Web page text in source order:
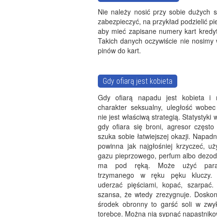
Nie należy nosić przy sobie dużych
zabezpieczyć, na przykład podzielić
aby mieć zapisane numery kart
Takich danych oczywiście nie
pinów do kart.
Gdy ofiarą jest kobieta
Gdy ofiarą napadu jest kobieta i
charakter seksualny, uległość
nie jest właściwą strategią. Statystyki
gdy ofiara się broni, agresor często
szuka sobie łatwiejszej okazji.
powinna jak najgłośniej krzyczeć,
gazu pieprzowego, perfum albo
ma pod ręką. Może użyć
trzymanego w ręku pęku kluczy.
uderzać pięściami, kopać,
szansa, że wtedy zrezygnuje.
środek obronny to garść soli w
torebce. Można nią sypnąć